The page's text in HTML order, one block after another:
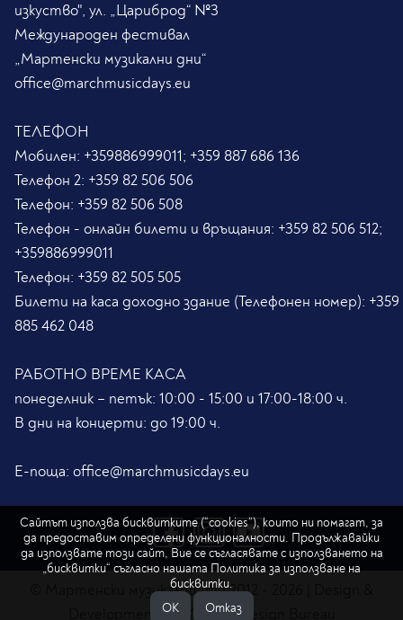
Сайтът използва бисквитките (“cookies”), които ни помагат, за
да предоставим определени функционалности. Продължавайки
да използвате този сайт, Вие се съгласявате с използването на
„бисквитки“ съгласно нашата Политика за използване на
бисквитки.
ОK
Отказ
изкуство", ул. „Цариброд“ №3
Международен фестивал
„Мартенски музикални дни“
office@marchmusicdays.eu
ТЕЛЕФОН
Мобилен: +359886999011; +359 887 686 136
Телефон 2: +359 82 506 506
Телефон: +359 82 506 508
Телефон - онлайн билети и връщания: +359 82 506 512;
+359886999011
Телефон: +359 82 505 505
Билети на каса доходно здание (Телефонен номер): +359
885 462 048
РАБОТНО ВРЕМЕ КАСА
понеделник – петък: 10:00 - 15:00 и 17:00-18:00 ч.
В дни на концерти: до 19:00 ч.
Е-поща: office@marchmusicdays.eu
© Мартенски музикални дни 2012 - 2026 | Design &
Development by FORMA Design Bureau